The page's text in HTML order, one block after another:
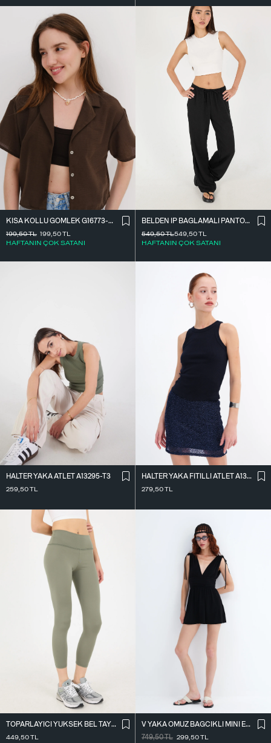
KISA KOLLU GÖMLEK G16773-Z8
199,50TL
HAFTANIN ÇOK SATANI
199,50TL
BELDEN İ̇P BAĞLAMALI PANTOLON PN16372-İ6
549,50TL
HAFTANIN ÇOK SATANI
549,50TL
HALTER YAKA ATLET A13295-T3
259,50TL
HALTER YAKA FITILLI ATLET A13294-L7
279,50TL
TOPARLAYICI YÜKSEK BEL TAYT TYT4000-R11
449,50TL
V YAKA OMUZ BAĞCIKLI MINI ELBISE E3394
749,50TL 299,50TL